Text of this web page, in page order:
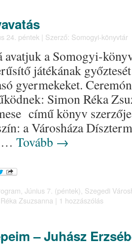
24. péntek | Szerző: Somogyi-könyvtár
a Somogyi-
játékának
gyermekeket.
Simon Réka
című könyv
a Városháza
… Tovább →
, Június 7. (péntek), Szegedi
Zsuzsanna | 1 hozzászólás
– Juhász